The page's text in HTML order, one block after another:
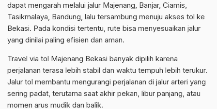
dapat mengarah melalui jalur Majenang, Banjar, Ciamis,
Tasikmalaya, Bandung, lalu tersambung menuju akses tol ke
Bekasi. Pada kondisi tertentu, rute bisa menyesuaikan jalur
yang dinilai paling efisien dan aman.
Travel via tol Majenang Bekasi banyak dipilih karena
perjalanan terasa lebih stabil dan waktu tempuh lebih terukur.
Jalur tol membantu mengurangi perjalanan di jalur arteri yang
sering padat, terutama saat akhir pekan, libur panjang, atau
momen arus mudik dan balik.